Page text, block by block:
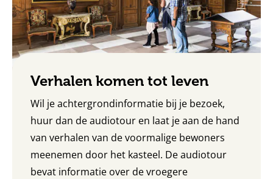
Verhalen komen tot leven
Wil je achtergrondinformatie bij je bezoek,
huur dan de audiotour en laat je aan de hand
van verhalen van de voormalige bewoners
meenemen door het kasteel. De audiotour
bevat informatie over de vroegere